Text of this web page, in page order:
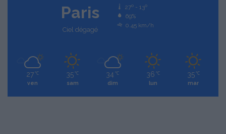
Paris
Ciel dégagé
27º - 13º
69%
0.45 km/h
27 ℃
ven
35 ℃
sam
34 ℃
dim
36 ℃
lun
35 ℃
mar